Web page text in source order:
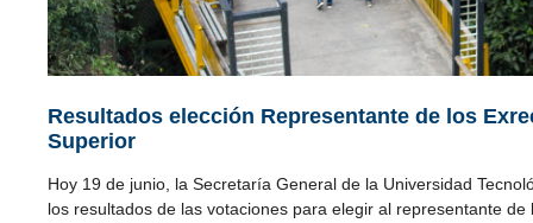
Resultados elección Representante de los
Superior
Hoy 19 de junio, la Secretaría General de la Universidad
los resultados de las votaciones para elegir al representante de